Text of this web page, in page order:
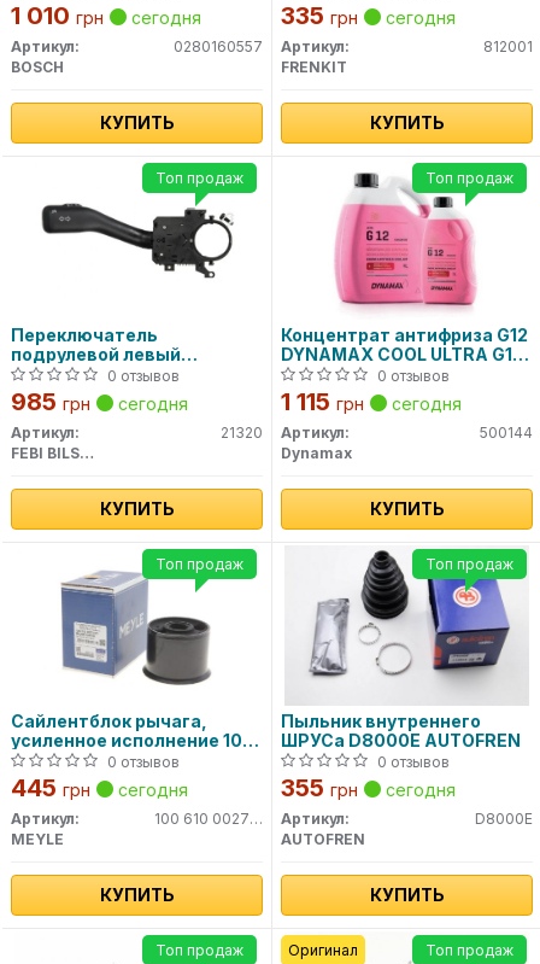
1 010 грн сегодня
Артикул:
0280160557
BOSCH
КУПИТЬ
335 грн сегодня
Артикул:
812001
FRENKIT
КУПИТЬ
Переключатель
подрулевой левый
(Указатель поворотов)(пр-
во FEBI)
0 отзывов
985 грн сегодня
Артикул:
21320
FEBI BILSTEIN
КУПИТЬ
Топ продаж
Концентрат антифриза G12
DYNAMAX COOL ULTRA G12
(4L)
0 отзывов
1 115 грн сегодня
Артикул:
500144
Dynamax
КУПИТЬ
Топ продаж
Сайлентблок рычага,
усиленное исполнение 100
610 0027/HD MEYLE
0 отзывов
445 грн сегодня
Артикул:
100 610 0027HD
MEYLE
КУПИТЬ
Топ продаж
Пыльник внутреннего
ШРУСа D8000E AUTOFREN
0 отзывов
355 грн сегодня
Артикул:
D8000E
AUTOFREN
КУПИТЬ
Топ продаж
Топ продаж Топ продаж
Оригинал